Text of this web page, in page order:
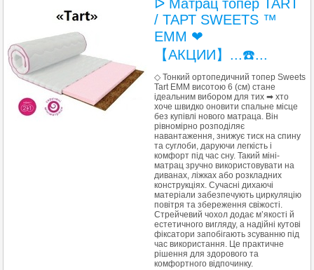
ᐅ Матрац топер TART
/ ТАРТ SWEETS ™
ЕММ ❤
【АКЦИИ】...☎️...
◇ Тонкий ортопедичний топер Sweets
Tart EMM висотою 6 (см) стане
ідеальним вибором для тих ➡ хто
хоче швидко оновити спальне місце
без купівлі нового матраца. Він
рівномірно розподіляє
навантаження, знижує тиск на спину
та суглоби, даруючи легкість і
комфорт під час сну. Такий міні-
матрац зручно використовувати на
диванах, ліжках або розкладних
конструкціях. Сучасні дихаючі
матеріали забезпечують циркуляцію
повітря та збереження свіжості.
Стрейчевий чохол додає м’якості й
естетичного вигляду, а надійні кутові
фіксатори запобігають зсуванню під
час використання. Це практичне
рішення для здорового та
комфортного відпочинку.